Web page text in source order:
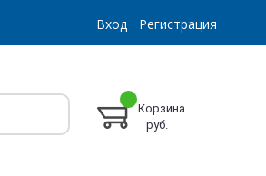
Вход Регистрация
Корзина
руб.